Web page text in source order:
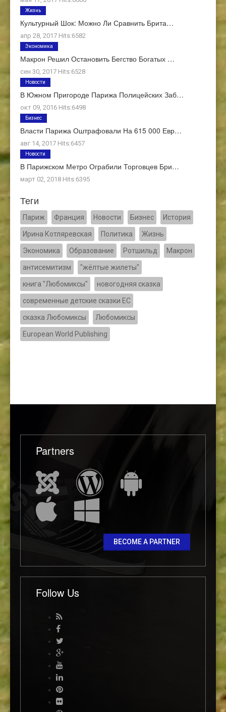
Культурный Шок: Можно Ли Сравнить Брита…
апр 28, 2017 Hits:6582
Жизнь
Макрон Решил Остановить Бегство Богатых …
сен 30, 2017 Hits:6528
Экономика
В Южном Пригороде Парижа Полицейских Заб…
окт 09, 2016 Hits:6498
Новости
Власти Парижа Оштрафовали На 615 000 Евр…
авг 14, 2017 Hits:6457
Бизнес
В Парижском Метро Ограбили Торговцев Бри…
март 02, 2018 Hits:6395
Новости
Теги
Париж Франция Новости Бизнес История
Ирина Котляревская Политика Жизнь
Экономика Образование Ротшильд Макрон
антисемитизм "жёлтые жилеты"
книга "Любомиксы" новогодняя сказка
современные детские сказки ЕС
сказка Любомиксы Любомиксы
European World Publishing
Partners
BECOME A PARTNER
Follow Us